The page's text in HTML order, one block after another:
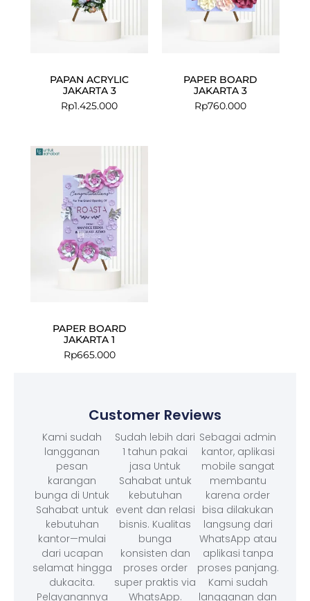
PAPAN ACRYLIC
JAKARTA 3
Rp1.425.000
PAPER BOARD
JAKARTA 3
Rp760.000
PAPER BOARD
JAKARTA 1
Rp665.000
Customer Reviews
Kami sudah
langganan
pesan
karangan
bunga di Untuk
Sahabat untuk
kebutuhan
kantor—mulai
dari ucapan
selamat hingga
dukacita.
Pelayanannya
Sudah lebih dari
1 tahun pakai
jasa Untuk
Sahabat untuk
kebutuhan
event dan relasi
bisnis. Kualitas
bunga
konsisten dan
proses order
super praktis via
WhatsApp.
Sebagai admin
kantor, aplikasi
mobile sangat
membantu
karena order
bisa dilakukan
langsung dari
WhatsApp atau
aplikasi tanpa
proses panjang.
Kami sudah
langganan dan